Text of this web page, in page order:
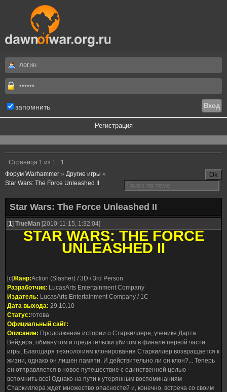
запомнить
Регистрация
.
Страница 1 из 1
1
Форум Warhammer » Другие игры »
Star Wars: The Force Unleashed II
Star Wars: The Force Unleashed II
[1] TrueMan [2010-11-15, 1:32:04]
STAR WARS: THE FORCE
UNLEASHED II
[c]Жанр:Action (Slasher) / 3D / 3rd Person
Разработчик: LucasArts Entertainment Company
Издатель: LucasArts Entertainment Company / 1C
Дата выхода: 29.10.10
Статус:готова
Официальный сайт:
Описание: Продолжение истории о Старкиллере, ученике Дарта
Вейдера, обманутом и предательски убитом в финале первой части
игры. Благодаря технологиям клонирования Старкиллер возвращается к
жизни, однако он лишен памяти. И действительно ли он клон?... Теперь
он отправляется в новое путешествие с единственной целью —
вспомнить все! Однако на пути к утерянным воспоминаниям
Старкиллера ждет множество опасностей и, конечно, встреча со своим